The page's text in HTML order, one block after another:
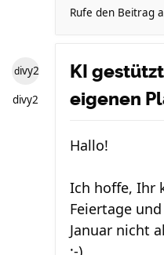
Rufe den Beitrag
divy2
divy2
KI
eigenen
Hallo!
Ich hoffe, Ihr
Feiertage
Januar nicht
;-)